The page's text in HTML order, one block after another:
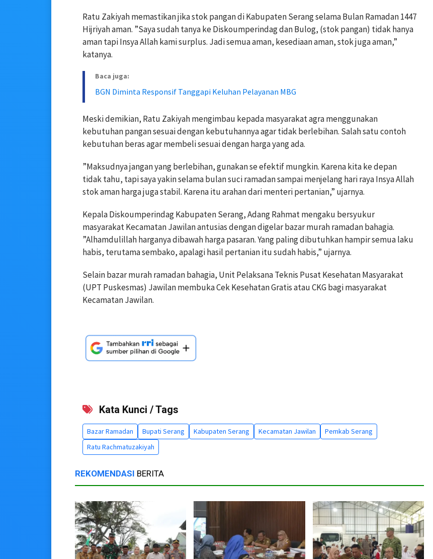
Ratu Zakiyah memastikan jika stok pangan di Kabupaten Serang selama Bulan Ramadan 1447
Hijriyah aman. ”Saya sudah tanya ke Diskoumperindag dan Bulog, (stok pangan) tidak hanya
aman tapi Insya Allah kami surplus. Jadi semua aman, kesediaan aman, stok juga aman,”
katanya.
Baca juga:
BGN Diminta Responsif Tanggapi Keluhan Pelayanan MBG
Meski demikian, Ratu Zakiyah mengimbau kepada masyarakat agra menggunakan
kebutuhan pangan sesuai dengan kebutuhannya agar tidak berlebihan. Salah satu contoh
kebutuhan beras agar membeli sesuai dengan harga yang ada.
”Maksudnya jangan yang berlebihan, gunakan se efektif mungkin. Karena kita ke depan
tidak tahu, tapi saya yakin selama bulan suci ramadan sampai menjelang hari raya Insya Allah
stok aman harga juga stabil. Karena itu arahan dari menteri pertanian,” ujarnya.
Kepala Diskoumperindag Kabupaten Serang, Adang Rahmat mengaku bersyukur
masyarakat Kecamatan Jawilan antusias dengan digelar bazar murah ramadan bahagia.
”Alhamdulillah harganya dibawah harga pasaran. Yang paling dibutuhkan hampir semua laku
habis, terutama sembako, apalagi hasil pertanian itu sudah habis,” ujarnya.
Selain bazar murah ramadan bahagia, Unit Pelaksana Teknis Pusat Kesehatan Masyarakat
(UPT Puskesmas) Jawilan membuka Cek Kesehatan Gratis atau CKG bagi masyarakat
Kecamatan Jawilan.
Kata Kunci / Tags
Bazar Ramadan Bupati Serang Kabupaten Serang Kecamatan Jawilan
Pemkab Serang
Ratu Rachmatuzakiyah
REKOMENDASI BERITA